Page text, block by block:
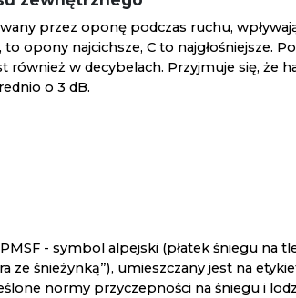
przez oponę podczas ruchu,
to opony najcichsze, C to najgłośniejsze.
również w decybelach. Przyjmuje się, że
o 3 dB.
- symbol alpejski (płatek śniegu na
ze śnieżynką”), umieszczany jest na
normy przyczepności na śniegu i